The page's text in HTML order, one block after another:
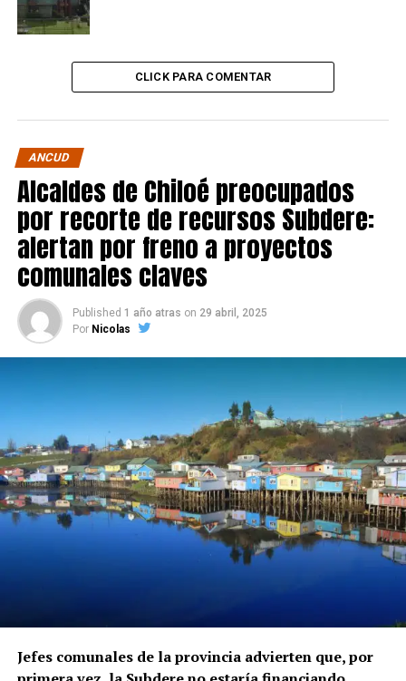
CLICK PARA COMENTAR
ANCUD
Alcaldes de Chiloé preocupados
por recorte de recursos Subdere:
alertan por freno a proyectos
comunales claves
Published 1 año atras on 29 abril, 2025
Por Nicolas
Jefes comunales de la provincia advierten que, por